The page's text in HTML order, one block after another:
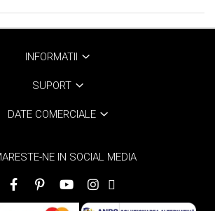
INFORMATII
SUPORT
DATE COMERCIALE
NE IN SOCIAL MEDIA